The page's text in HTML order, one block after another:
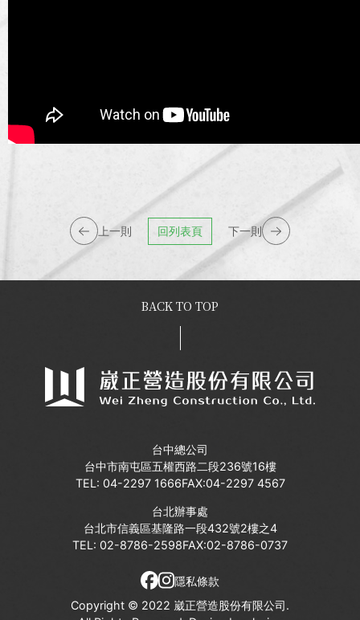
上一則 回列表頁 下一則
台中總公司
台中市南屯區五權西路二段236號16樓
TEL: 04-2297 1666FAX:04-2297 4567
台北辦事處
台北市信義區基隆路一段432號2樓之4
TEL: 02-8786-2598FAX:02-8786-0737
BACK TO TOP
隱私條款
Copyright © 2022 崴正營造股份有限公司.